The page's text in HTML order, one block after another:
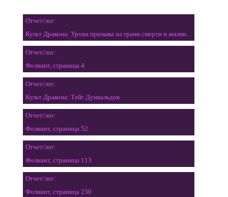
Отчет/лог:
Культ Дракона: Уроки призыва на грани смерти и жизни.
Отчет/лог:
Фолиант, страница 4
Отчет/лог:
Культ Дракона: Тейг Дунвальдов
Отчет/лог:
Фолиант, страница 52
Отчет/лог:
Фолиант, страница 113
Отчет/лог:
Фолиант, страница 230